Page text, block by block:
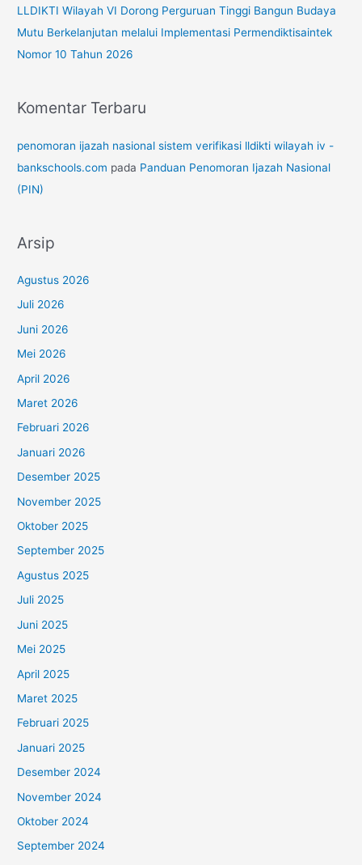
LLDIKTI Wilayah VI Dorong Perguruan Tinggi Bangun Budaya
Mutu Berkelanjutan melalui Implementasi Permendiktisaintek
Nomor 10 Tahun 2026
Komentar Terbaru
penomoran ijazah nasional sistem verifikasi lldikti wilayah iv -
bankschools.com pada Panduan Penomoran Ijazah Nasional
(PIN)
Arsip
Agustus 2026
Juli 2026
Juni 2026
Mei 2026
April 2026
Maret 2026
Februari 2026
Januari 2026
Desember 2025
November 2025
Oktober 2025
September 2025
Agustus 2025
Juli 2025
Juni 2025
Mei 2025
April 2025
Maret 2025
Februari 2025
Januari 2025
Desember 2024
November 2024
Oktober 2024
September 2024